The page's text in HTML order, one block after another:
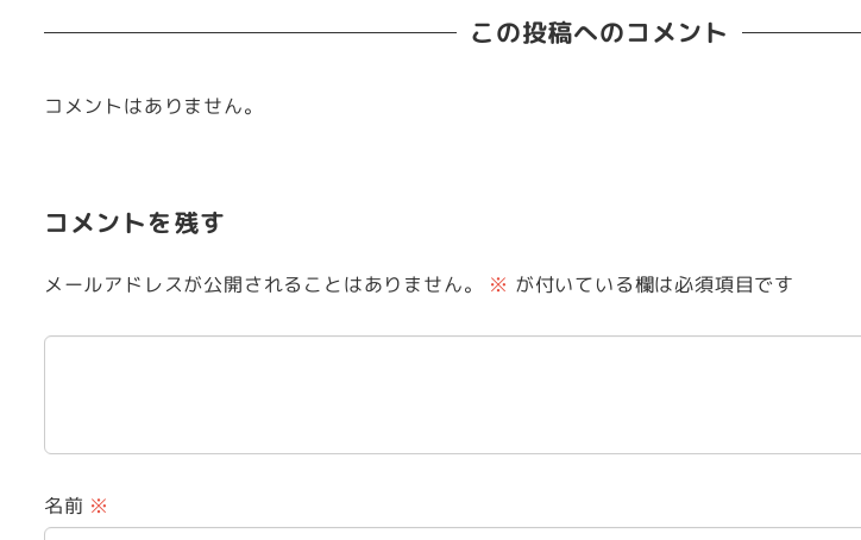
この投稿へのコメント
コメントはありません。
コメントを残す
メールアドレスが公開されることはありません。 ※ が付いている欄は必須項目です
名前 ※